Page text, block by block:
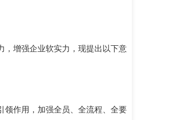
，增强企业软实力，现提出以下意
领作用，加强全员、全流程、全要